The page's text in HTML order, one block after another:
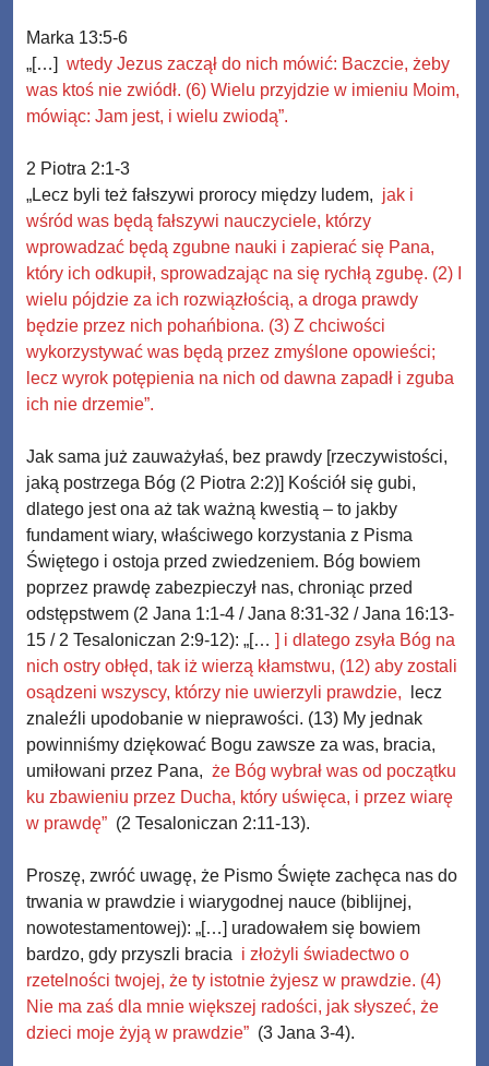
Marka 13:5-6
„[…]
wtedy Jezus zaczął do nich mówić: Baczcie, żeby
was ktoś nie zwiódł. (6) Wielu przyjdzie w imieniu Moim,
mówiąc: Jam jest, i wielu zwiodą”.
2 Piotra 2:1-3
„Lecz byli też fałszywi prorocy między ludem, jak i
wśród was będą fałszywi nauczyciele, którzy
wprowadzać będą zgubne nauki i zapierać się Pana,
który ich odkupił, sprowadzając na się rychłą zgubę. (2) I
wielu pójdzie za ich rozwiązłością, a droga prawdy
będzie przez nich pohańbiona. (3) Z chciwości
wykorzystywać was będą przez zmyślone opowieści;
lecz wyrok potępienia na nich od dawna zapadł i zguba
ich nie drzemie”.
Jak sama już zauważyłaś, bez prawdy [rzeczywistości,
jaką postrzega Bóg (2 Piotra 2:2)] Kościół się gubi,
dlatego jest ona aż tak ważną kwestią – to jakby
fundament wiary, właściwego korzystania z Pisma
Świętego i ostoja przed zwiedzeniem. Bóg bowiem
poprzez prawdę zabezpieczył nas, chroniąc przed
odstępstwem (2 Jana 1:1-4 / Jana 8:31-32 / Jana 16:13-
15 / 2 Tesaloniczan 2:9-12): „[…
] i dlatego zsyła Bóg na
nich ostry obłęd, tak iż wierzą kłamstwu, (12) aby zostali
osądzeni wszyscy, którzy nie uwierzyli prawdzie,
lecz
znaleźli upodobanie w nieprawości. (13) My jednak
powinniśmy dziękować Bogu zawsze za was, bracia,
umiłowani przez Pana, że Bóg wybrał was od początku
ku zbawieniu przez Ducha, który uświęca, i przez wiarę
w prawdę” (2 Tesaloniczan 2:11-13).
Proszę, zwróć uwagę, że Pismo Święte zachęca nas do
trwania w prawdzie i wiarygodnej nauce (biblijnej,
nowotestamentowej): „[…] uradowałem się bowiem
bardzo, gdy przyszli bracia i złożyli świadectwo o
rzetelności twojej, że ty istotnie żyjesz w prawdzie. (4)
Nie ma zaś dla mnie większej radości, jak słyszeć, że
dzieci moje żyją w prawdzie” (3 Jana 3-4).